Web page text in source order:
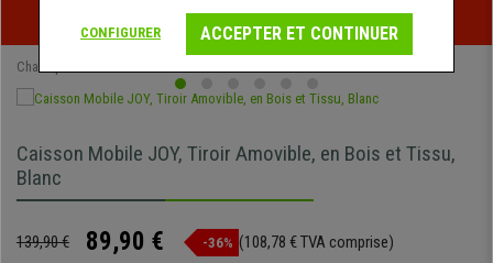
exclusives pour une durée limitée - Voir l'offre
Chaisepro
Caisson Mobile JOY, Tiroir Amovible, en Bois et Tissu,
Blanc
139,90 € 89,90 € -36% (108,78 € TVA comprise)
CONFIGURER ACCEPTER ET CONTINUER